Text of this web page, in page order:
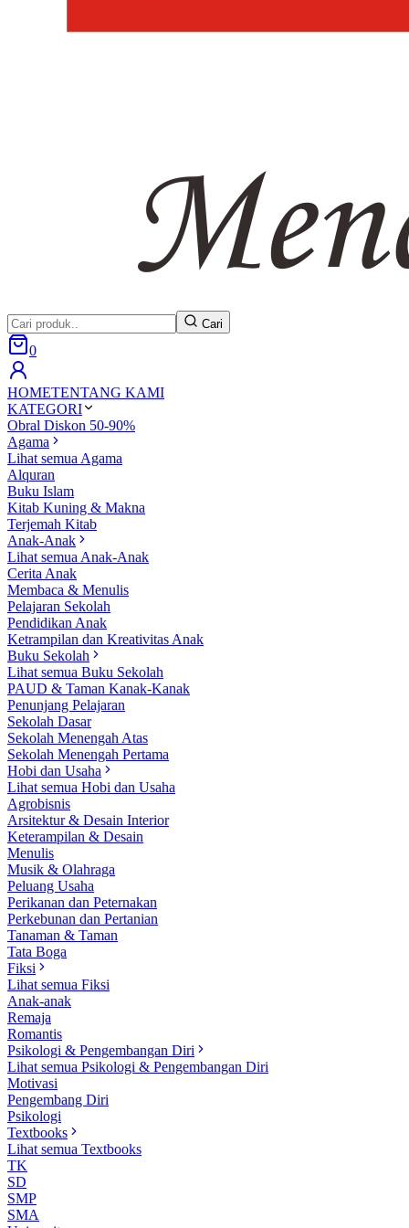
Cari
0
HOMETENTANG KAMI
KATEGORI
Obral Diskon 50-90%
Agama
Lihat semua Agama
Alquran
Buku Islam
Kitab Kuning & Makna
Terjemah Kitab
Anak-Anak
Lihat semua Anak-Anak
Cerita Anak
Membaca & Menulis
Pelajaran Sekolah
Pendidikan Anak
Ketrampilan dan Kreativitas Anak
Buku Sekolah
Lihat semua Buku Sekolah
PAUD & Taman Kanak-Kanak
Penunjang Pelajaran
Sekolah Dasar
Sekolah Menengah Atas
Sekolah Menengah Pertama
Hobi dan Usaha
Lihat semua Hobi dan Usaha
Agrobisnis
Arsitektur & Desain Interior
Keterampilan & Desain
Menulis
Musik & Olahraga
Peluang Usaha
Perikanan dan Peternakan
Perkebunan dan Pertanian
Tanaman & Taman
Tata Boga
Fiksi
Lihat semua Fiksi
Anak-anak
Remaja
Romantis
Psikologi & Pengembangan Diri
Lihat semua Psikologi & Pengembangan Diri
Motivasi
Pengembang Diri
Psikologi
Textbooks
Lihat semua Textbooks
TK
SD
SMP
SMA